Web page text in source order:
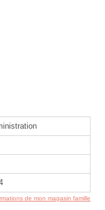
de mon magasin famille